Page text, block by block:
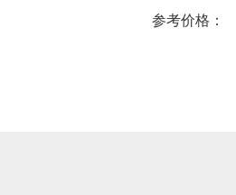
DEWESOFT
参考价格：